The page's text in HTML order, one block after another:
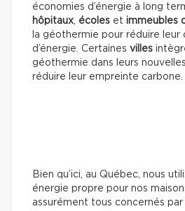
économies d’énergie à long
hôpitaux, écoles et immeubles
la géothermie pour réduire leur
d’énergie. Certaines villes
géothermie dans leurs
réduire leur empreinte carbone.
Bien qu’ici, au Québec, nous
énergie propre pour nos
assurément tous concernés